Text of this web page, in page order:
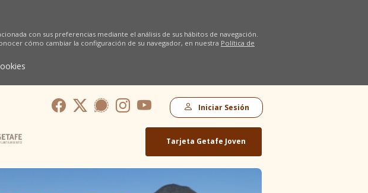
con sus preferencias mediante el análisis de sus hábitos de navegación.
cómo cambiar la configuración de su navegador, en nuestra Política de
Iniciar Sesión
Tarjeta Getafe Joven